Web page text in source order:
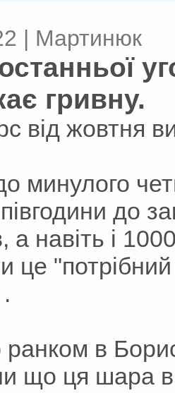
| Мартинюк
гривну.
від жовтня
минулого
до
а навіть і
це
ранком в
що ця шара